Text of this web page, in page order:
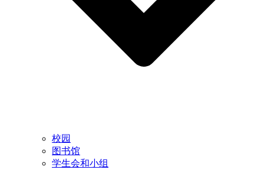
校园
图书馆
学生会和小组